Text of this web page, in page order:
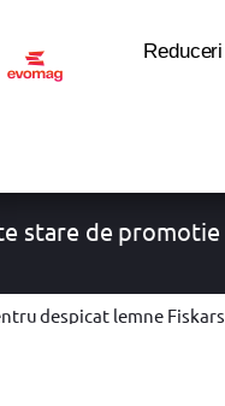
stare de promotie
lemne Fiskars X28, 1069107, lama M, pentru